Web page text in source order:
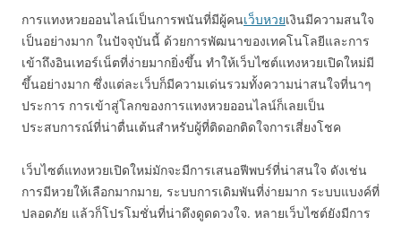
การแทงหวยออนไลน์เป็นการพนันที่มีผู้คนเว็บหวยเงินมีความสนใจ
เป็นอย่างมาก ในปัจจุบันนี้ ด้วยการพัฒนาของเทคโนโลยีและการ
เข้าถึงอินเทอร์เน็ตที่ง่ายมากยิ่งขึ้น ทำให้เว็บไซต์แทงหวยเปิดใหม่มี
ขึ้นอย่างมาก ซึ่งแต่ละเว็บก็มีความเด่นรวมทั้งความน่าสนใจที่นาๆ
ประการ การเข้าสู่โลกของการแทงหวยออนไลน์ก็เลยเป็น
ประสบการณ์ที่น่าตื่นเต้นสำหรับผู้ที่ติดอกติดใจการเสี่ยงโชค
เว็บไซต์แทงหวยเปิดใหม่มักจะมีการเสนอฟีพบร์ที่น่าสนใจ ดังเช่น
การมีหวยให้เลือกมากมาย, ระบบการเดิมพันที่ง่ายมาก ระบบแบงค์ที่
ปลอดภัย แล้วก็โปรโมชั่นที่น่าดึงดูดดวงใจ. หลายเว็บไซต์ยังมีการ